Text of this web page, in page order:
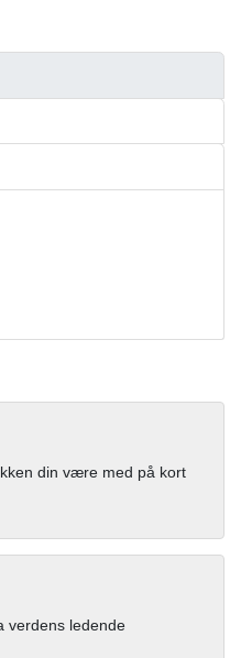
din være med på kort
verdens ledende